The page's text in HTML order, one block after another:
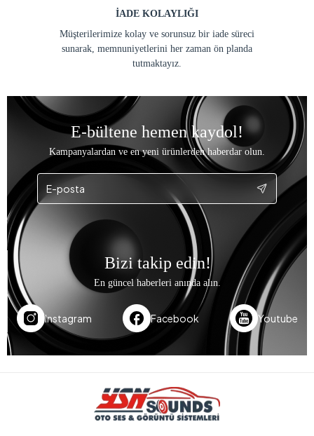
İADE KOLAYLIĞI
Müşterilerimize kolay ve sorunsuz bir iade süreci
sunarak, memnuniyetlerini her zaman ön planda
tutmaktayız.
E-bültene hemen kaydol!
Kampanyalardan ve en yeni ürünlerden haberdar olun.
Bizi takip edin!
En güncel haberleri anında alın.
Instagram Facebook Youtube